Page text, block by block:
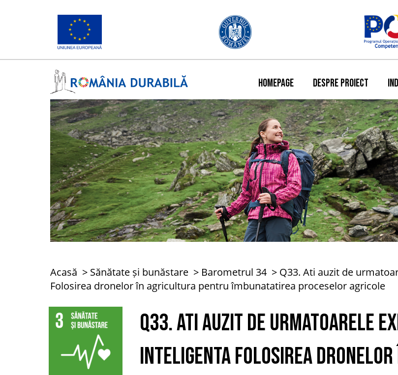
HOMEPAGE DESPRE PROIECT
Acasă Sănătate și bunăstare Barometrul 34
Q33. Ati auzit de
Folosirea dronelor în agricultura pentru îmbunatatirea proceselor agricole
Q33. Ati auzit de urmatoarele
INTELIGENTA Folosirea